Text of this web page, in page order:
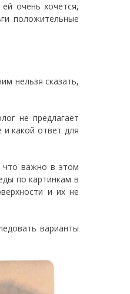
очень хочется,
положительные
нельзя сказать,
не предлагает
какой ответ для
что важно в этом
по картинкам в
и их не
варианты